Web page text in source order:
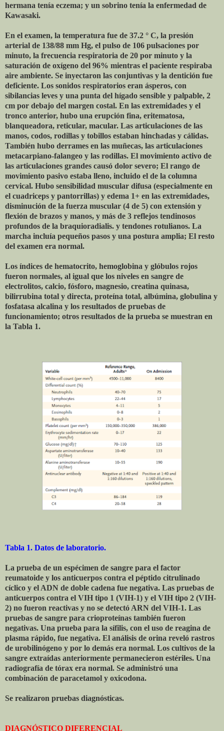
hermana tenía eczema; y un sobrino tenía la enfermedad de
Kawasaki.
En el examen, la temperatura fue de 37.2 ° C, la presión
arterial de 138/88 mm Hg, el pulso de 106 pulsaciones por
minuto, la frecuencia respiratoria de 20 por minuto y la
saturación de oxígeno del 96% mientras el paciente respiraba
aire ambiente. Se inyectaron las conjuntivas y la dentición fue
deficiente. Los sonidos respiratorios eran ásperos, con
sibilancias leves y una punta del hígado sensible y palpable, 2
cm por debajo del margen costal. En las extremidades y el
tronco anterior, hubo una erupción fina, eritematosa,
blanqueadora, reticular, macular. Las articulaciones de las
manos, codos, rodillas y tobillos estaban hinchadas y cálidas.
También hubo derrames en las muñecas, las articulaciones
metacarpiano-falangeo y las rodillas. El movimiento activo de
las articulaciones grandes causó dolor severo; El rango de
movimiento pasivo estaba lleno, incluido el de la columna
cervical. Hubo sensibilidad muscular difusa (especialmente en
el cuadriceps y pantorrillas) y edema 1+ en las extremidades,
disminución de la fuerza muscular (4 de 5) con extensión y
flexión de brazos y manos, y más de 3 reflejos tendinosos
profundos de la braquioradialis. y tendones rotulianos. La
marcha incluía pequeños pasos y una postura amplia; El resto
del examen era normal.
Los índices de hematocrito, hemoglobina y glóbulos rojos
fueron normales, al igual que los niveles en sangre de
electrolitos, calcio, fósforo, magnesio, creatina quinasa,
bilirrubina total y directa, proteína total, albúmina, globulina y
fosfatasa alcalina y los resultados de pruebas de
funcionamiento; otros resultados de la prueba se muestran en
la Tabla 1.
Tabla 1. Datos de laboratorio.
La prueba de un espécimen de sangre para el factor
reumatoide y los anticuerpos contra el péptido citrulinado
cíclico y el ADN de doble cadena fue negativa. Las pruebas de
anticuerpos contra el VIH tipo 1 (VIH-1) y el VIH tipo 2 (VIH-
2) no fueron reactivas y no se detectó ARN del VIH-1. Las
pruebas de sangre para crioproteínas también fueron
negativas. Una prueba para la sífilis, con el uso de reagina de
plasma rápido, fue negativa. El análisis de orina reveló rastros
de urobilinógeno y por lo demás era normal. Los cultivos de la
sangre extraídas anteriormente permanecieron estériles. Una
radiografía de tórax era normal. Se administró una
combinación de paracetamol y oxicodona.
Se realizaron pruebas diagnósticas.
DIAGNÓSTICO DIFERENCIAL